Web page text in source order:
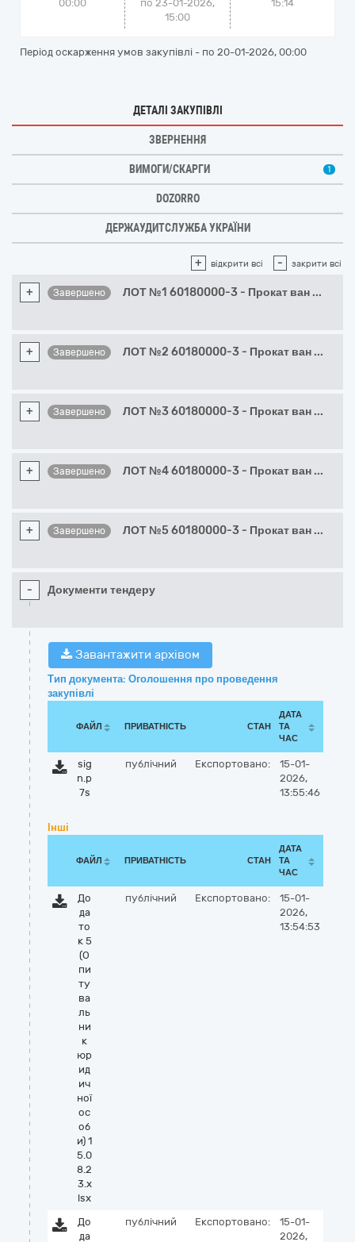
00:00
по 23-01-2026,
15:00
15:14
Період оскарження умов закупівлі - по 20-01-2026, 00:00
ДЕТАЛІ ЗАКУПІВЛІ
ЗВЕРНЕННЯ
ВИМОГИ/СКАРГИ 1
DOZORRO
ДЕРЖАУДИТСЛУЖБА УКРАЇНИ
+ відкрити всі - закрити всі
+ Завершено ЛОТ №1 60180000-3 - Прокат ван ...
+ Завершено ЛОТ №2 60180000-3 - Прокат ван ...
+ Завершено ЛОТ №3 60180000-3 - Прокат ван ...
+ Завершено ЛОТ №4 60180000-3 - Прокат ван ...
+ Завершено ЛОТ №5 60180000-3 - Прокат ван ...
- Документи тендеру
Завантажити архівом
Тип документа: Оголошення про проведення
закупівлі
ФАЙЛ ПРИВАТНІСТЬ СТАН
ДАТА
ТА
ЧАС
sig
n.p
7s
публічний Експортовано:
15-01-
2026,
13:55:46
Інші
ФАЙЛ ПРИВАТНІСТЬ СТАН
ДАТА
ТА
ЧАС
До
да
то
к 5
(О
пи
ту
ва
ль
ни
к
юр
ид
ич
ної
ос
об
и) 1
5.0
8.2
3.x
lsx
публічний Експортовано:
15-01-
2026,
13:54:53
До
да
публічний Експортовано:
15-01-
2026,